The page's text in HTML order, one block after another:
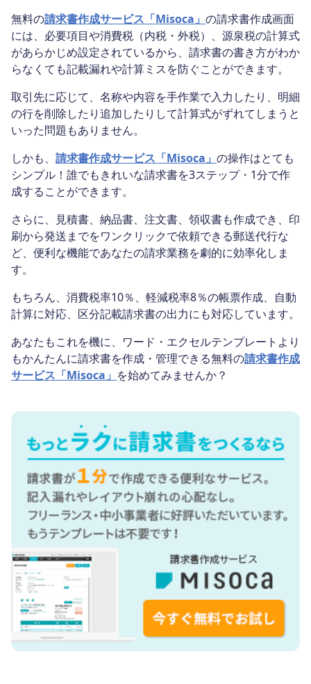
無料の請求書作成サービス「Misoca」 の請求書作成画面
には、必要項目や消費税（内税・外税）、源泉税の計算式
があらかじめ設定されているから、請求書の書き方がわか
らなくても記載漏れや計算ミスを防ぐことができます。
取引先に応じて、名称や内容を手作業で入力したり、明細
の行を削除したり追加したりして計算式がずれてしまうと
いった問題もありません。
しかも、 請求書作成サービス「Misoca」 の操作はとても
シンプル！誰でもきれいな請求書を3ステップ・1分で作
成することができます。
さらに、見積書、納品書、注文書、領収書も作成でき、印
刷から発送までをワンクリックで依頼できる郵送代行な
ど、便利な機能であなたの請求業務を劇的に効率化しま
す。
もちろん、消費税率10％、軽減税率8％の帳票作成、自動
計算に対応、区分記載請求書の出力にも対応しています。
あなたもこれを機に、ワード・エクセルテンプレートより
もかんたんに請求書を作成・管理できる無料の請求書作成
サービス「Misoca」 を始めてみませんか？